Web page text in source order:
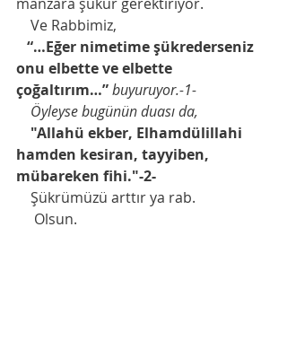
    Ve Rabbimiz,
“…Eğer nimetime şükrederseniz
onu elbette ve elbette
çoğaltırım…”buyuruyor.-1-
    Öyleyse bugünün duası da,
"Allahü ekber, Elhamdülillahi
hamden kesiran, tayyiben,
mübareken fihi."-2-
    Şükrümüzü arttır ya rab.
     Olsun.